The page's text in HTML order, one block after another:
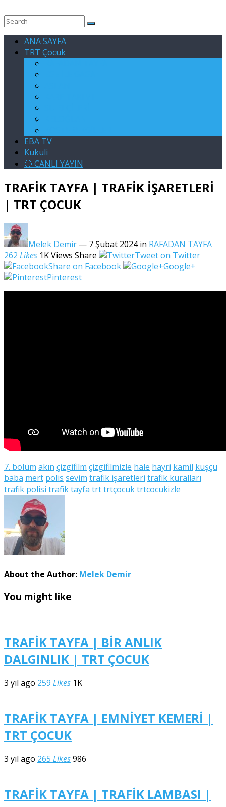
ANA SAYFA
TRT Çocuk
EBA TV
Kukuli
🔴 CANLI YAYIN
TRAFİK TAYFA | TRAFİK İŞARETLERİ
| TRT ÇOCUK
Melek Demir — 7 Şubat 2024 in RAFADAN TAYFA
262 Likes 1KViews Share
Tweet on Twitter
Share on Facebook
Google+
Pinterest
7. bölüm akın çizgifilm çizgifilmizle hale hayri kamil kuşçu
baba mert polis sevim trafik işaretleri trafik kuralları
trafik polisi trafik tayfa trttrtçocuktrtcocukizle
About the Author: Melek Demir
You might like
TRAFİK TAYFA | BİR ANLIK
DALGINLIK | TRT ÇOCUK
3 yıl ago 259 Likes 1K
TRAFİK TAYFA | EMNİYET KEMERİ |
TRT ÇOCUK
3 yıl ago 265 Likes986
TRAFİK TAYFA | TRAFİK LAMBASI |